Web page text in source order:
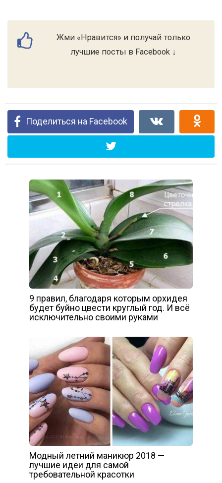
Жми «Нравится» и получай только
лучшие посты в Facebook ↓
Поделиться на Facebook
9 правил, благодаря которым орхидея
будет буйно цвести круглый год. И всё
исключительно своими руками
Модный летний маникюр 2018 —
лучшие идеи для самой
требовательной красотки